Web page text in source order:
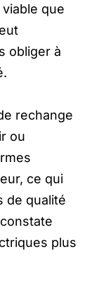
que
obliger à
rechange
ou
ce qui
de qualité
plus